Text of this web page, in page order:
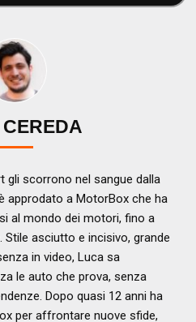
gli scorrono nel sangue dalla
approdato a MotorBox che ha
al mondo dei motori, fino a
asciutto e incisivo, grande
in video, Luca sa
le auto che prova, senza
Dopo quasi 12 anni ha
per affrontare nuove sfide,